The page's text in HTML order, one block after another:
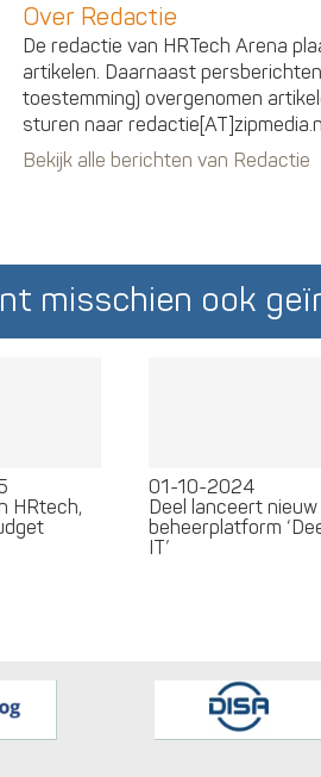
Over Redactie
De redactie van HRTech Arena
artikelen. Daarnaast
toestemming) overgenomen
sturen naar redactie[AT]zipmedia.nl
Bekijk alle berichten van Redactie
misschien ook
HRtech,
01-10-2024
Deel lanceert nieuw
beheerplatform
IT’